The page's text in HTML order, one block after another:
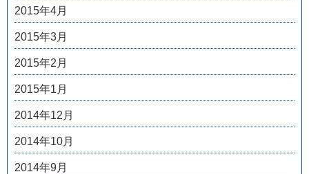
2015年4月
2015年3月
2015年2月
2015年1月
2014年12月
2014年10月
2014年9月